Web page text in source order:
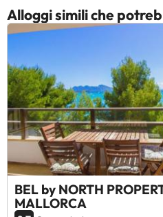
Alloggi simili che
BEL by NORTH
MALLORCA